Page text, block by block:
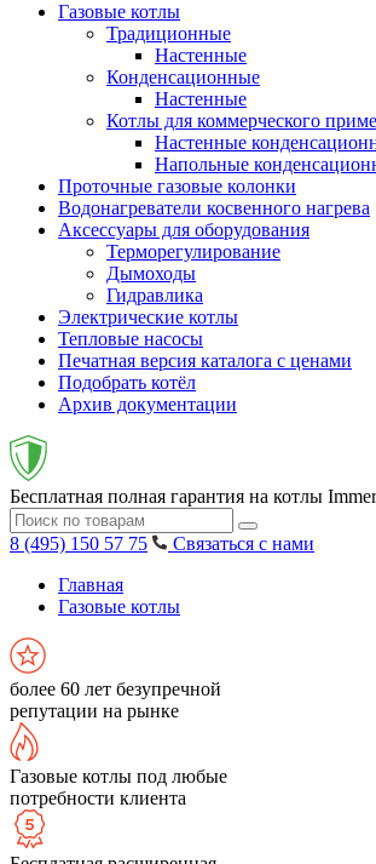
Газовые котлы
Традиционные
Настенные
Конденсационные
Настенные
Котлы для коммерческого
Настенные
Напольные
Проточные газовые колонки
Водонагреватели косвенного нагрева
Аксессуары для оборудования
Терморегулирование
Дымоходы
Гидравлика
Электрические котлы
Тепловые насосы
Печатная версия каталога с ценами
Подобрать котёл
Архив документации
Бесплатная полная гарантия на котлы
8 (495) 150 57 75
Связаться с нами
Главная
Газовые котлы
более 60 лет безупречной
репутации на рынке
Газовые котлы под любые
потребности клиента